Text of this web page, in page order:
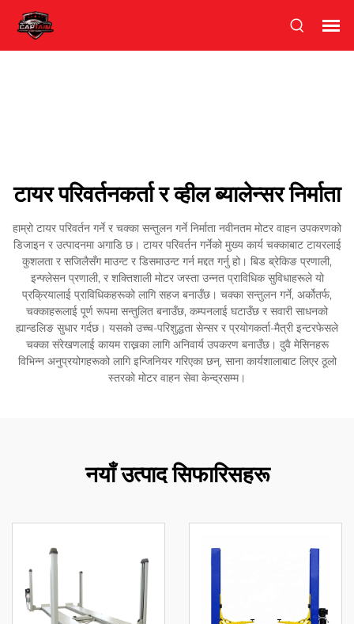
टायर परिवर्तनकर्ता र व्हील ब्यालेन्सर निर्माता
हाम्रो टायर परिवर्तन गर्ने र चक्का सन्तुलन गर्ने निर्माता नवीनतम मोटर वाहन उपकरणको
डिजाइन र उत्पादनमा अगाडि छ। टायर परिवर्तन गर्नेको मुख्य कार्य चक्काबाट टायरलाई
कुशलता र सजिलैसँग माउन्ट र डिसमाउन्ट गर्न मद्दत गर्नु हो। बिड ब्रेकिङ प्रणाली,
इन्फ्लेसन प्रणाली, र शक्तिशाली मोटर जस्ता उन्नत प्राविधिक सुविधाहरूले यो
प्रक्रियालाई प्राविधिकहरूको लागि सहज बनाउँछ। चक्का सन्तुलन गर्ने, अर्कोतर्फ,
चक्काहरूलाई पूर्ण रूपमा सन्तुलित बनाउँछ, कम्पनलाई घटाउँछ र सवारी साधनको
ह्यान्डलिङ सुधार गर्दछ। यसको उच्च-परिशुद्धता सेन्सर र प्रयोगकर्ता-मैत्री इन्टरफेसले
चक्का संरेखणलाई कायम राख्नका लागि अनिवार्य उपकरण बनाउँछ। दुवै मेसिनहरू
विभिन्न अनुप्रयोगहरूको लागि इन्जिनियर गरिएका छन्, साना कार्यशालाबाट लिएर ठूलो
स्तरको मोटर वाहन सेवा केन्द्रसम्म।
नयाँ उत्पाद सिफारिसहरू